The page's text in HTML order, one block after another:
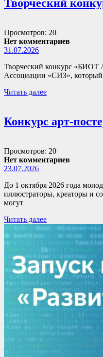
Творческий
Просмотров: 20
Нет комментариев
31.07.2026
Творческий конкурс
Ассоциации «СИЗ»,
Читать далее
Конкурс арт-
Просмотров: 20
Нет комментариев
23.07.2026
До 1 октября 2026 года
иллюстраторы, креаторы и
могут
Читать далее